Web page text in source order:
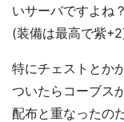
いサーバですよね
(装備は最高で紫
特にチェストとか
ついたらコーブス
配布と重なったの